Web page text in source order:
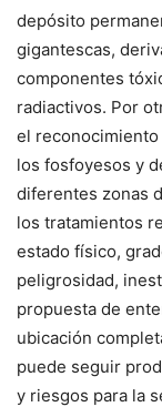
depósito
gigantescas,
componentes
radiactivos. Por
el
los fosfoyesos y
diferentes zonas
los tratamientos
estado físico,
peligrosidad,
propuesta de
ubicación
puede seguir
y riesgos para la